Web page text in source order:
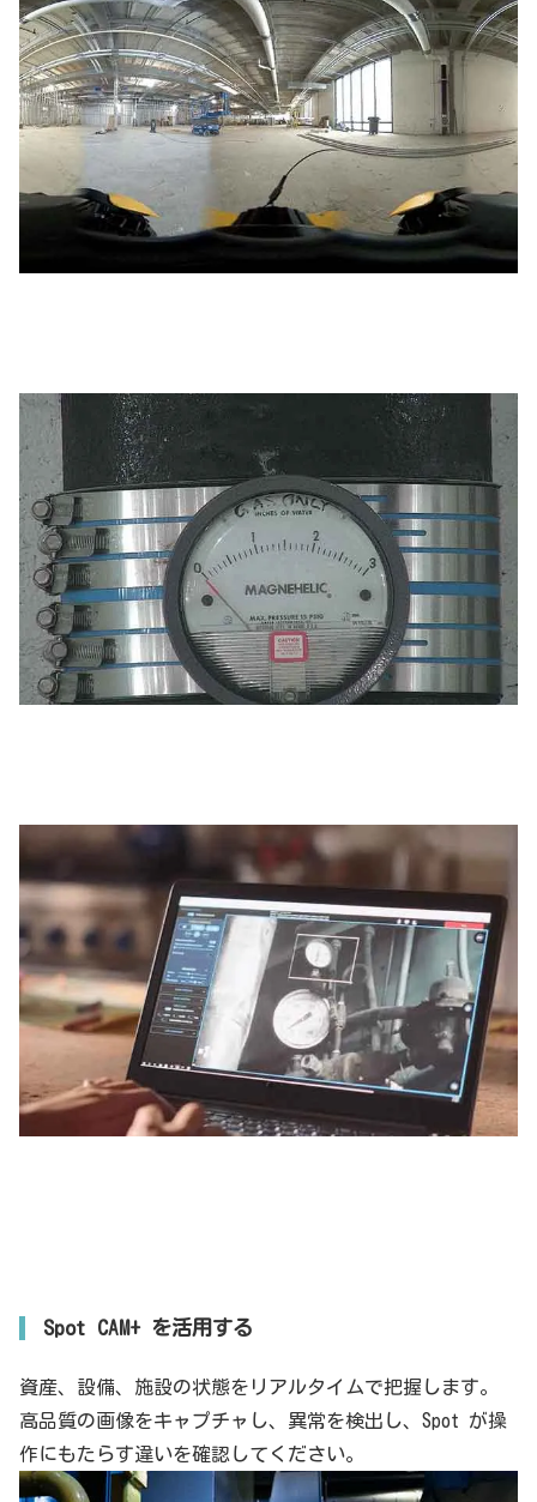
Spot CAM+ を活用する
資産、設備、施設の状態をリアルタイムで把握します。
高品質の画像をキャプチャし、異常を検出し、Spot が操
作にもたらす違いを確認してください。